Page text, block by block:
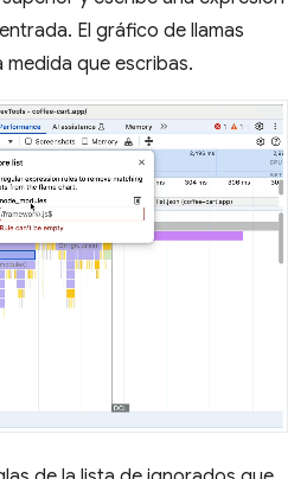
El gráfico de llamas
medida que escribas.